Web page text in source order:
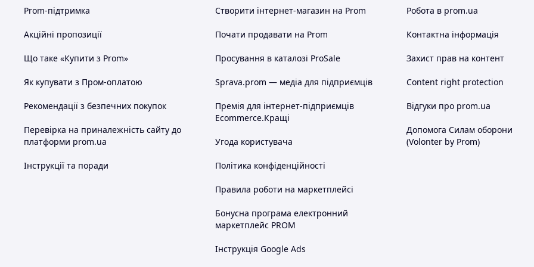
перебігу 4-5 годин не отримали відповідь? Перевірте в своєму поштовому клієнті
При замовленні потрібно вказати:
Код / артикул товару.
Необхідний розмір.
Вибраний перевізник.
Місто / селище.
Номер відділення для Нової Пошти або індекс для Укрпошти.
Повне прізвище, ім'я, по батькові та номер мобільного телефону
одержувача.
Варіанти оплати.
тільки, вартість лота на карту Приватбанку, я висилаю Вам посилку. При
отриманні ви оплачуєте тільки за послуги перевізника.
в 100 гривень. Ви оплачуєте 100 гривень на карту Приватбанку, я відсилаю Вам
Prom-підтримка
Акційні пропозиції
Що таке «Купити з Prom»
Як купувати з Пром-оплатою
Рекомендації з безпечних покупок
Перевірка на приналежність сайту до
платформи prom.ua
Інструкції та поради
Створити інтернет-магазин на Prom
Почати продавати на Prom
Просування в каталозі ProSale
Sprava.prom — медіа для підприємців
Премія для інтернет-підприємців
Ecommerce.Кращі
Угода користувача
Політика конфіденційності
Правила роботи на маркетплейсі
Бонусна програма електронний
маркетплейс PROM
Інструкція Google Ads
Робота в prom.ua
Контактна інформація
Захист прав на контент
Content right protection
Відгуки про prom.ua
Допомога Силам оборони
(Volonter by Prom)